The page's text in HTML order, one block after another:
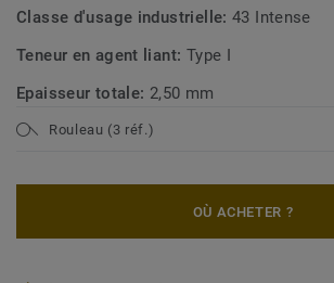
Classe d'usage industrielle:43 Intense
Teneur en agent liant: Type I
Epaisseur totale: 2,50 mm
Rouleau (3 réf.)
OÙ ACHETER ?